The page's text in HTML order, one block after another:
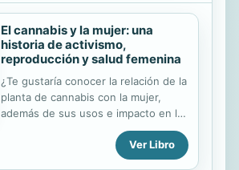
creatividad cómo ser más productivo;
cómo redescubrir lo que es esencial
en su vida. El autor ha
experimentado un verdadero frenesí
durante su vida profesional,
especialmente cuando era periodista
y estaba inmerso en la inmediatez de
El cannabis y la mujer: una
historia de activismo,
reproducción y salud femenina
¿Te gustaría conocer la relación de la
planta de cannabis con la mujer,
además de sus usos e impacto en la
salud y la economía? La planta de
cannabis produce unas moléculas
llamadas cannabinoides, que son las
Ver Libro